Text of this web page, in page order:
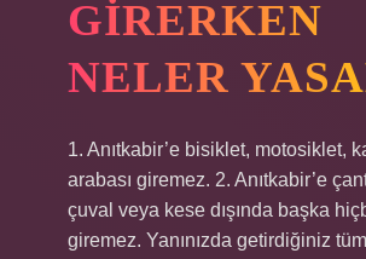
GIRERKEN
NELER
1. Anıtkabir’e bisiklet, motosiklet,
arabası giremez. 2. Anıtkabir’e
çuval veya kese dışında başka
giremez. Yanınızda getirdiğiniz